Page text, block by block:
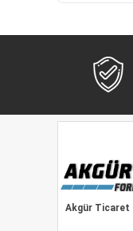
Akgür Ticaret